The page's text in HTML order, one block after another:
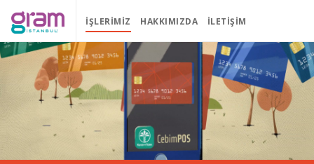
İŞLERIMIZ HAKKIMIZDA İLETIŞIM